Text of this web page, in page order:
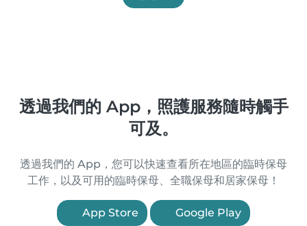
透過我們的 App，照護服務隨時觸手
可及。
透過我們的 App，您可以快速查看所在地區的臨時保母
工作，以及可用的臨時保母、全職保母和居家保母！
App Store Google Play